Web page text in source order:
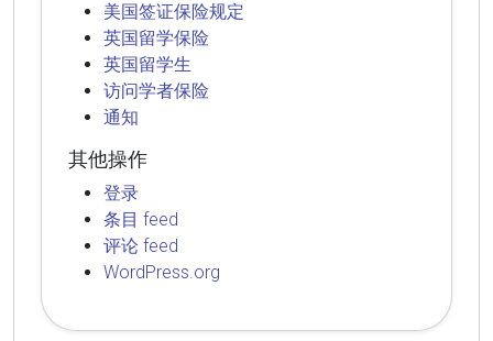
美国签证保险规定
英国留学保险
英国留学生
访问学者保险
通知
其他操作
登录
条目 feed
评论 feed
WordPress.org